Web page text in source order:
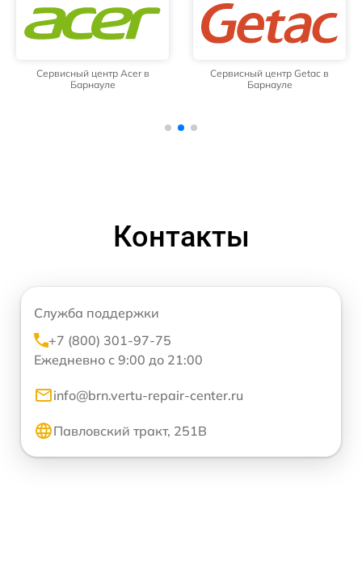
Сервисный центр Acer в
Барнауле
Сервисный центр Getac в
Барнауле
Контакты
Служба поддержки
+7 (800) 301-97-75
Ежедневно с 9:00 до 21:00
info@brn.vertu-repair-center.ru
Павловский тракт, 251В